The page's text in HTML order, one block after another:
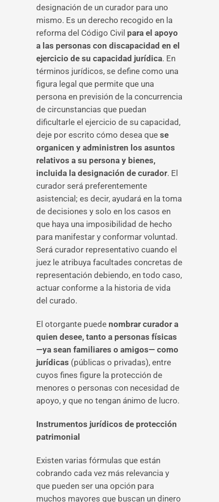
designación de un curador para uno
mismo. Es un derecho recogido en la
reforma del Código Civil para el apoyo
a las personas con discapacidad en el
ejercicio de su capacidad jurídica. En
términos jurídicos, se define como una
figura legal que permite que una
persona en previsión de la concurrencia
de circunstancias que puedan
dificultarle el ejercicio de su capacidad,
deje por escrito cómo desea que se
organicen y administren los asuntos
relativos a su persona y bienes,
incluida la designación de curador. El
curador será preferentemente
asistencial; es decir, ayudará en la toma
de decisiones y solo en los casos en
que haya una imposibilidad de hecho
para manifestar y conformar voluntad.
Será curador representativo cuando el
juez le atribuya facultades concretas de
representación debiendo, en todo caso,
actuar conforme a la historia de vida
del curado.
El otorgante puede nombrar curador a
quien desee, tanto a personas físicas
—ya sean familiares o amigos— como
jurídicas (públicas o privadas), entre
cuyos fines figure la protección de
menores o personas con necesidad de
apoyo, y que no tengan ánimo de lucro.
Instrumentos jurídicos de protección
patrimonial
Existen varias fórmulas que están
cobrando cada vez más relevancia y
que pueden ser una opción para
muchos mayores que buscan un dinero